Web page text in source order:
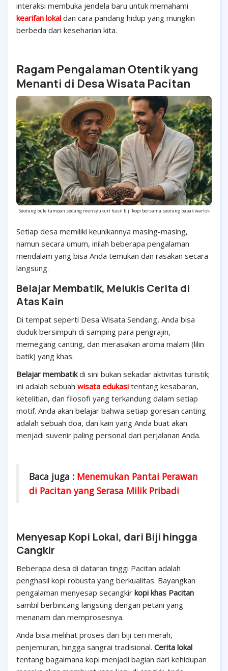
interaksi membuka jendela baru untuk memahami
kearifan lokal dan cara pandang hidup yang mungkin
berbeda dari keseharian kita.
Ragam Pengalaman Otentik yang
Menanti di Desa Wisata Pacitan
Seorang bule tampan sedang mensyukuri hasil biji kopi bersama seorang bapak warlok
Setiap desa memiliki keunikannya masing-masing,
namun secara umum, inilah beberapa pengalaman
mendalam yang bisa Anda temukan dan rasakan secara
langsung.
Belajar Membatik, Melukis Cerita di
Atas Kain
Di tempat seperti Desa Wisata Sendang, Anda bisa
duduk bersimpuh di samping para pengrajin,
memegang canting, dan merasakan aroma malam (lilin
batik) yang khas.
Belajar membatikdi sini bukan sekadar aktivitas turistik;
ini adalah sebuah wisata edukasi tentang kesabaran,
ketelitian, dan filosofi yang terkandung dalam setiap
motif. Anda akan belajar bahwa setiap goresan canting
adalah sebuah doa, dan kain yang Anda buat akan
menjadi suvenir paling personal dari perjalanan Anda.
Baca juga : Menemukan Pantai Perawan
di Pacitan yang Serasa Milik Pribadi
Menyesap Kopi Lokal, dari Biji hingga
Cangkir
Beberapa desa di dataran tinggi Pacitan adalah
penghasil kopi robusta yang berkualitas. Bayangkan
pengalaman menyesap secangkir kopi khas Pacitan
sambil berbincang langsung dengan petani yang
menanam dan memprosesnya.
Anda bisa melihat proses dari biji ceri merah,
penjemuran, hingga sangrai tradisional. Cerita lokal
tentang bagaimana kopi menjadi bagian dari kehidupan